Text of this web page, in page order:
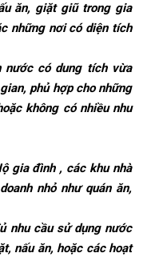
ăn, giặt giũ trong gia
những nơi có diện tích
nước có dung tích vừa
phủ hợp cho những
không có nhiều nhu
gia đình , các khu nhà
nhỏ như quán ăn,
nhu cầu sử dụng nước
nấu ăn, hoặc các hoạt